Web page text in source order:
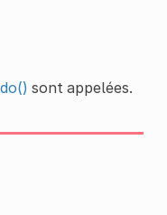
sont appelées.